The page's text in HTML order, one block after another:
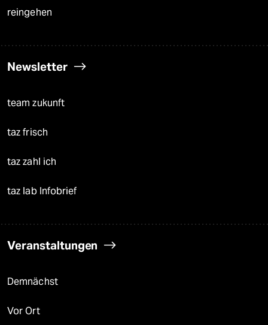
reingehen
Newsletter
team zukunft
taz frisch
taz zahl ich
taz lab Infobrief
Veranstaltungen
Demnächst
Vor Ort